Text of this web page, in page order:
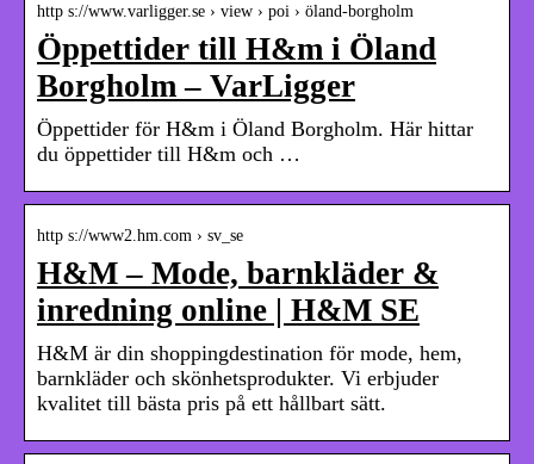
http s://www.varligger.se › view › poi › öland-borgholm
Öppettider till H&m i Öland
Borgholm – VarLigger
Öppettider för H&m i Öland Borgholm. Här hittar
du öppettider till H&m och …
http s://www2.hm.com › sv_se
H&M – Mode, barnkläder &
inredning online | H&M SE
H&M är din shoppingdestination för mode, hem,
barnkläder och skönhetsprodukter. Vi erbjuder
kvalitet till bästa pris på ett hållbart sätt.